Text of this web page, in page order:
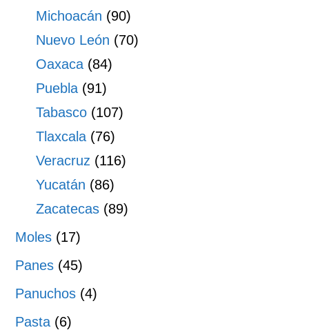
Michoacán (90)
Nuevo León (70)
Oaxaca (84)
Puebla (91)
Tabasco (107)
Tlaxcala (76)
Veracruz (116)
Yucatán (86)
Zacatecas (89)
Moles (17)
Panes (45)
Panuchos (4)
Pasta (6)